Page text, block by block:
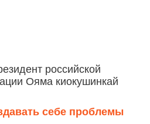
российской
Ояма киокушинкай
себе проблемы